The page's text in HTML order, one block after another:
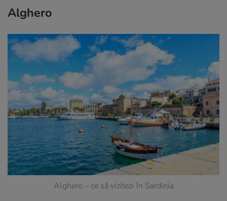
Alghero
Alghero – ce să vizitezi în Sardinia